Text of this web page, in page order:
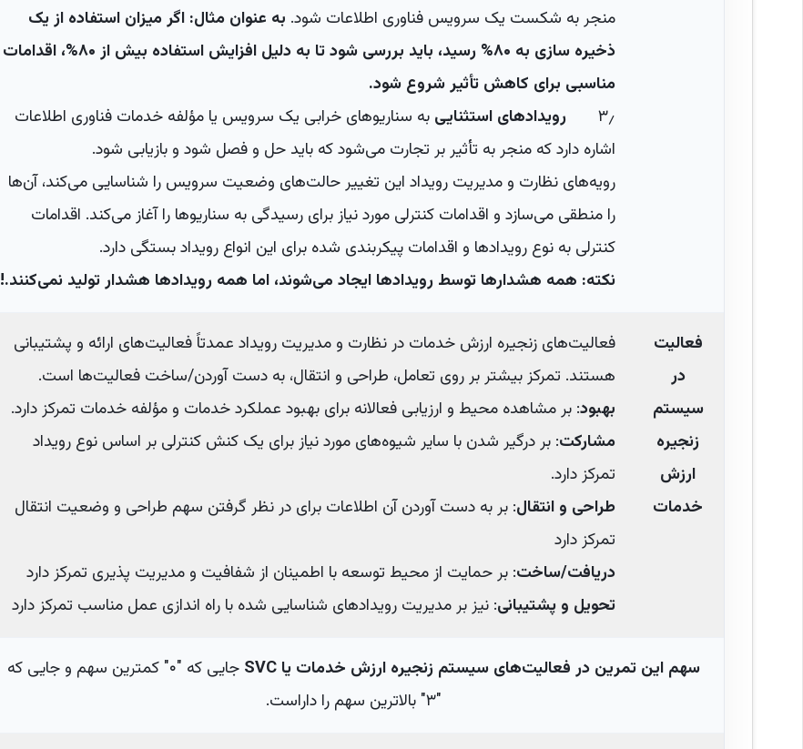
منجر به شکست یک سرویس فناوری اطلاعات شود. به عنوان مثال: اگر میزان استفاده از یک
ذخیره سازی به ۸۰% رسید، باید بررسی شود تا به دلیل افزایش استفاده بیش از ۸۰%، اقدامات
مناسبی برای کاهش تأثیر شروع شود.
۳٫
رویدادهای استثنایی به سناریوهای خرابی یک سرویس یا مؤلفه خدمات فناوری اطلاعات
اشاره دارد که منجر به تأثیر بر تجارت می‌شود که باید حل و فصل شود و بازیابی شود.
رویه‌های نظارت و مدیریت رویداد این تغییر حالت‌های وضعیت سرویس را شناسایی می‌کند، آن‌ها
را منطقی می‌سازد و اقدامات کنترلی مورد نیاز برای رسیدگی به سناریوها را آغاز می‌کند. اقدامات
کنترلی به نوع رویدادها و اقدامات پیکربندی شده برای این انواع رویداد بستگی دارد.
نکته: همه هشدارها توسط رویدادها ایجاد می‌شوند، اما همه رویدادها هشدار تولید نمی‌کنند.!
فعالیت
در
سیستم
زنجیره
ارزش
خدمات
فعالیت‌های زنجیره ارزش خدمات در نظارت و مدیریت رویداد عمدتاً فعالیت‌های ارائه و پشتیبانی
هستند. تمرکز بیشتر بر روی تعامل، طراحی و انتقال، به دست آوردن/ساخت فعالیت‌ها است.
بهبود: بر مشاهده محیط و ارزیابی فعالانه برای بهبود عملکرد خدمات و مؤلفه خدمات تمرکز دارد.
مشارکت: بر درگیر شدن با سایر شیوه‌های مورد نیاز برای یک کنش کنترلی بر اساس نوع رویداد
تمرکز دارد.
طراحی و انتقال: بر به دست آوردن آن اطلاعات برای در نظر گرفتن سهم طراحی و وضعیت انتقال
تمرکز دارد
دریافت/ساخت: بر حمایت از محیط توسعه با اطمینان از شفافیت و مدیریت پذیری تمرکز دارد
تحویل و پشتیبانی: نیز بر مدیریت رویدادهای شناسایی شده با راه اندازی عمل مناسب تمرکز دارد
سهم این تمرین در فعالیت‌های سیستم زنجیره ارزش خدمات یاSVC
جایی که "۰" کمترین سهم و جایی که
"۳" بالاترین سهم را داراست.